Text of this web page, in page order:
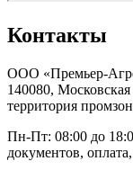
Контакты
ООО «Премьер-
140080,
территория
Пн-Пт: 08:00 до
документов,